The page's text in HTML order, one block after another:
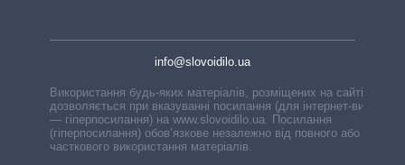
info@slovoidilo.ua
Використання будь-яких матеріалів, розміщених на сайті,
дозволяється при вказуванні посилання (для інтернет-видань
— гіперпосилання) на www.slovoidilo.ua. Посилання
(гіперпосилання) обов’язкове незалежно від повного або
часткового використання матеріалів.